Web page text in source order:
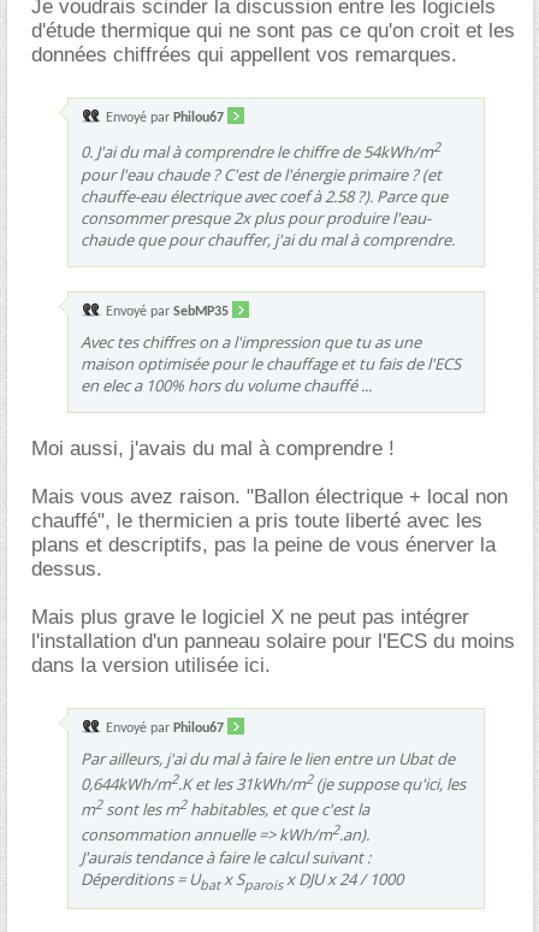
Je voudrais scinder la discussion entre les logiciels
d'étude thermique qui ne sont pas ce qu'on croit et les
données chiffrées qui appellent vos remarques.
Envoyé par Philou67
0. J'ai du mal à comprendre le chiffre de 54kWh/m2
pour l'eau chaude ? C'est de l'énergie primaire ? (et
chauffe-eau électrique avec coef à 2.58 ?). Parce que
consommer presque 2x plus pour produire l'eau-
chaude que pour chauffer, j'ai du mal à comprendre.
Envoyé par SebMP35
Avec tes chiffres on a l'impression que tu as une
maison optimisée pour le chauffage et tu fais de l'ECS
en elec a 100% hors du volume chauffé ...
Moi aussi, j'avais du mal à comprendre !
Mais vous avez raison. "Ballon électrique + local non
chauffé", le thermicien a pris toute liberté avec les
plans et descriptifs, pas la peine de vous énerver la
dessus.
Mais plus grave le logiciel X ne peut pas intégrer
l'installation d'un panneau solaire pour l'ECS du moins
dans la version utilisée ici.
Envoyé par Philou67
Par ailleurs, j'ai du mal à faire le lien entre un Ubat de
0,644kWh/m2.K et les 31kWh/m2(je suppose qu'ici, les
m2sont les m2habitables, et que c'est la
consommation annuelle => kWh/m2.an).
J'aurais tendance à faire le calcul suivant :
Déperditions = Ubatx Sparoisx DJU x 24 / 1000